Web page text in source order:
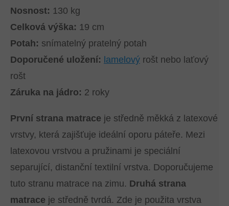
Nosnost: 130 kg
Celková výška: 19 cm
Potah: snímatelný pratelný potah
Doporučené uložení: lamelový rošt nebo laťový
rošt
Záruka na jádro: 2 roky
První strana matrace je středně měkká z latexové
vrstvy, která zajišťuje ideální oporu páteře. Mezi
latexovou vrstvou a pružinami je speciální
separující, distanční textilní vrstva. Doporučujeme
tuto stranu matrace na zimu. Druhá strana
matrace je středně tvrdá. Zde je použita vrstva